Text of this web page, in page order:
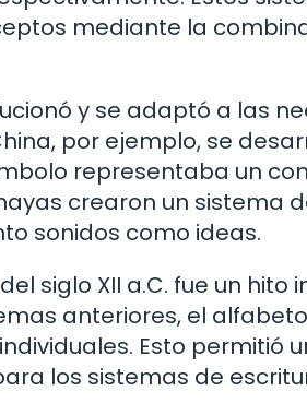
mediante la
y se adaptó a las
por ejemplo, se
representaba un
crearon un sistema
sonidos como ideas.
siglo XII a.C. fue un hito
anteriores, el
Esto permitió
los sistemas de